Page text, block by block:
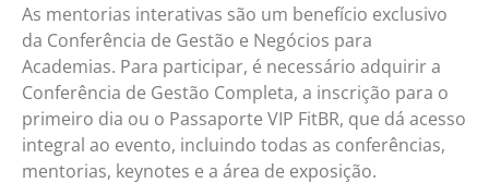
As mentorias interativas são um benefício exclusivo
da Conferência de Gestão e Negócios para
Academias. Para participar, é necessário adquirir a
Conferência de Gestão Completa, a inscrição para o
primeiro dia ou o Passaporte VIP FitBR, que dá acesso
integral ao evento, incluindo todas as conferências,
mentorias, keynotes e a área de exposição.